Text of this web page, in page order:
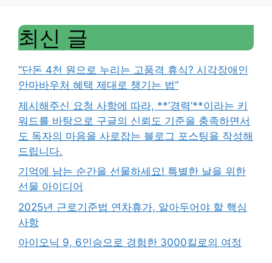
최신 글
“단돈 4천 원으로 누리는 고품격 휴식? 시각장애인
안마바우처 혜택 제대로 챙기는 법”
제시해주신 요청 사항에 따라, **’경력’**이라는 키
워드를 바탕으로 구글의 신뢰도 기준을 충족하면서
도 독자의 마음을 사로잡는 블로그 포스팅을 작성해
드립니다.
기억에 남는 순간을 선물하세요! 특별한 날을 위한
선물 아이디어
2025년 근로기준법 연차휴가, 알아두어야 할 핵심
사항
아이오닉 9, 6인승으로 경험한 3000킬로의 여정